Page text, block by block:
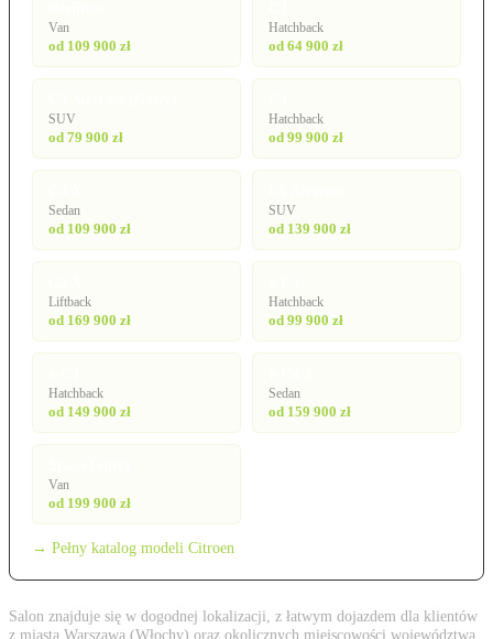
Van
od 109 900 zł
Hatchback
od 64 900 zł
SUV
od 79 900 zł
Hatchback
od 99 900 zł
Sedan
od 109 900 zł
SUV
od 139 900 zł
Liftback
od 169 900 zł
Hatchback
od 99 900 zł
Hatchback
od 149 900 zł
Sedan
od 159 900 zł
Van
od 199 900 zł
→ Pełny katalog modeli Citroen
Salon znajduje się w dogodnej lokalizacji, z łatwym dojazdem dla klientów
z miasta Warszawa (Włochy) oraz okolicznych miejscowości województwa.